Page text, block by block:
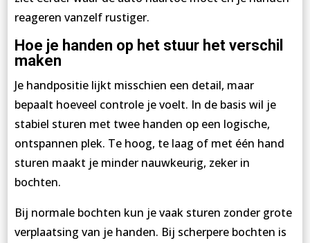
reageren vanzelf rustiger.
Hoe je handen op het stuur het verschil
maken
Je handpositie lijkt misschien een detail, maar
bepaalt hoeveel controle je voelt. In de basis wil je
stabiel sturen met twee handen op een logische,
ontspannen plek. Te hoog, te laag of met één hand
sturen maakt je minder nauwkeurig, zeker in
bochten.
Bij normale bochten kun je vaak sturen zonder grote
verplaatsing van je handen. Bij scherpere bochten is